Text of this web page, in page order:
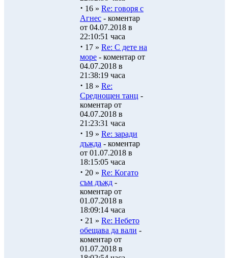
· 16 » Re: говоря с
Агнес - коментар
от 04.07.2018 в
22:10:51 часа
· 17 » Re: С дете на
море - коментар от
04.07.2018 в
21:38:19 часа
· 18 » Re:
Среднощен танц -
коментар от
04.07.2018 в
21:23:31 часа
· 19 » Re: заради
дъжда - коментар
от 01.07.2018 в
18:15:05 часа
· 20 » Re: Когато
съм дъжд -
коментар от
01.07.2018 в
18:09:14 часа
· 21 » Re: Небето
обещава да вали -
коментар от
01.07.2018 в